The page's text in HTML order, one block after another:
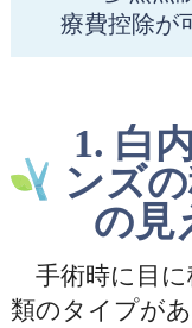
療費控除が
1. 白
ンズ
の見
手術時に目に
類のタイプが